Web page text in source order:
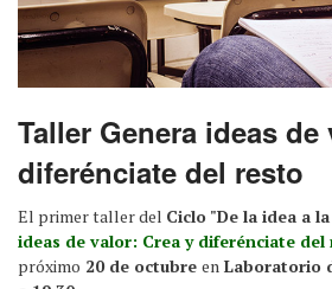
Taller Genera ideas de
diferénciate del resto
El primer taller del Ciclo "De la idea a
ideas de valor: Crea y diferénciate del
próximo 20 de octubre en Laboratorio